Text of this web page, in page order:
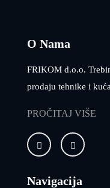
O Nama
FRIKOM d.o.o.
prodaju tehnike i
PROČITAJ VIŠE
Navigacija